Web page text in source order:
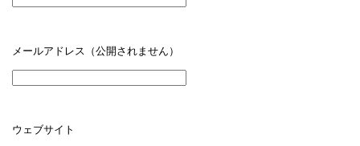
メールアドレス（公開されません）
ウェブサイト